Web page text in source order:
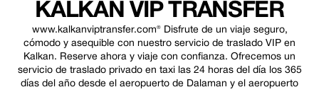
KALKAN VIP TRANSFER
www.kalkanviptransfer.com® Disfrute de un viaje seguro,
cómodo y asequible con nuestro servicio de traslado VIP en
Kalkan. Reserve ahora y viaje con confianza. Ofrecemos un
servicio de traslado privado en taxi las 24 horas del día los 365
días del año desde el aeropuerto de Dalaman y el aeropuerto